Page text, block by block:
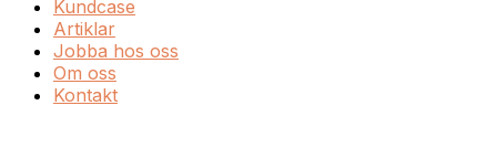
Kundcase
Artiklar
Jobba hos oss
Om oss
Kontakt